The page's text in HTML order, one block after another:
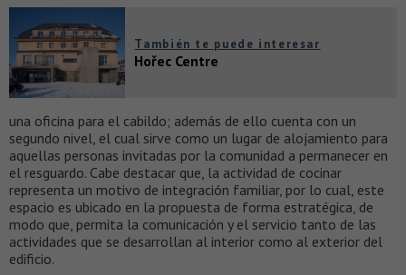
También te puede interesar
Hořec Centre
una oficina para el cabildo; además de ello cuenta con un
segundo nivel, el cual sirve como un lugar de alojamiento para
aquellas personas invitadas por la comunidad a permanecer en
el resguardo. Cabe destacar que, la actividad de cocinar
representa un motivo de integración familiar, por lo cual, este
espacio es ubicado en la propuesta de forma estratégica, de
modo que, permita la comunicación y el servicio tanto de las
actividades que se desarrollan al interior como al exterior del
edificio.